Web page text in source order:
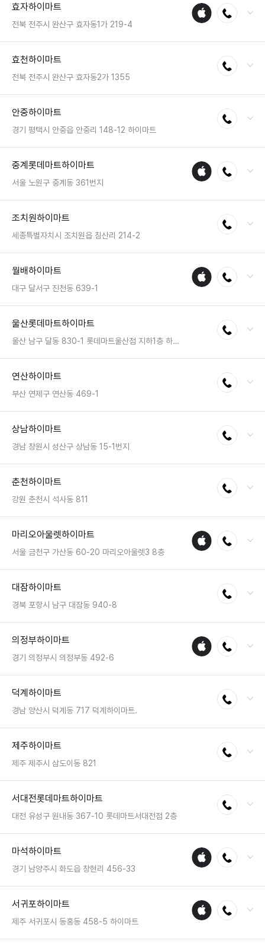
팩스 : 050-2222-1538
영업시간 : 금일 10:30~20:30
효자하이마트
전북 전주시 완산구 효자동1가 219-4
애플
수리
전화연결
팩스 : 050-2222-1496
영업시간 : 금일 10:30~20:30
효천하이마트
전북 전주시 완산구 효자동2가 1355
전화연결
팩스 : 050-2222-1507
영업시간 : 금일 10:30~20:30
안중하이마트
경기 평택시 안중읍 안중리 148-12 하이마트
전화연결
팩스 : 050-2222-1036
영업시간 : 금일 10:30~20:30
중계롯데마트하이마트
서울 노원구 중계동 361번지
애플
수리
전화연결
팩스 : 050-2333-1235
영업시간 : 금일 10:00~22:00
조치원하이마트
세종특별자치시 조치원읍 침산리 214-2
전화연결
팩스 : 050-2222-1482
영업시간 : 금일 10:30~20:30
월배하이마트
대구 달서구 진천동 639-1
애플
수리
전화연결
팩스 : 050-2222-1624
영업시간 : 금일 10:30~20:30
울산롯데마트하이마트
울산 남구 달동 830-1 롯데마트울산점 지하1층 하이마트
전화연결
팩스 : 050-2333-1218
영업시간 : 금일 10:00~22:00
연산하이마트
부산 연제구 연산동 469-1
전화연결
팩스 : 050-2222-1746
영업시간 : 금일 10:30~20:30
상남하이마트
경남 창원시 성산구 상남동 15-1번지
전화연결
팩스 : 050-2222-1806
영업시간 : 금일 10:30~20:30
춘천하이마트
강원 춘천시 석사동 811
전화연결
팩스 : 050-2222-1142
영업시간 : 금일 10:30~20:30
마리오아울렛하이마트
서울 금천구 가산동 60-20 마리오아울렛3 8층
애플
수리
전화연결
팩스 : 05023331569
영업시간 : 금일 10:30~21:30
대잠하이마트
경북 포항시 남구 대잠동 940-8
전화연결
팩스 : 050-2222-1671
영업시간 : 금일 10:30~20:30
의정부하이마트
경기 의정부시 의정부동 492-6
애플
수리
전화연결
팩스 : 050-2222-0866
영업시간 : 금일 10:30~20:30
덕계하이마트
경남 양산시 덕계동 717 덕계하이마트.
전화연결
팩스 : 050-2222-1750
영업시간 : 금일 10:30~20:30
제주하이마트
제주 제주시 삼도이동 821
전화연결
팩스 : 050-2222-0206
영업시간 : 금일 10:30~20:30
서대전롯데마트하이마트
대전 유성구 원내동 367-10 롯데마트서대전점 2층
전화연결
팩스 : 050-2333-1322
영업시간 : 금일 10:00~22:00
마석하이마트
경기 남양주시 화도읍 창현리 456-33
애플
수리
전화연결
팩스 : 050-2222-0871
영업시간 : 금일 10:30~20:30
서귀포하이마트
제주 서귀포시 동홍동 458-5 하이마트
애플
수리
전화연결